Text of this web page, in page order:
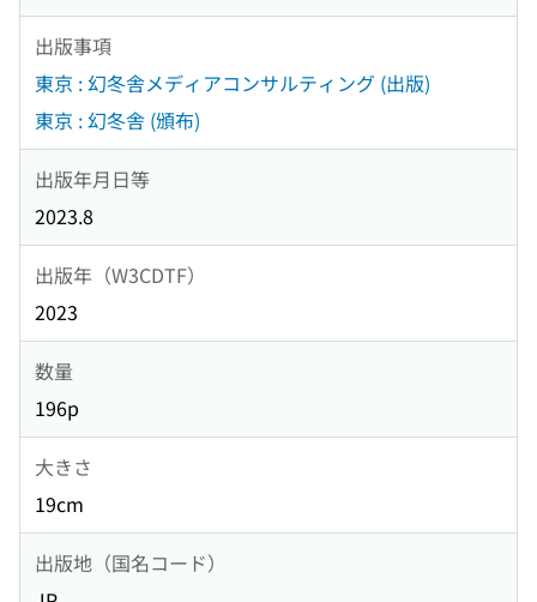
出版事項
東京 : 幻冬舎メディアコンサルティング (出版)
東京 : 幻冬舎 (頒布)
出版年月日等
2023.8
出版年（W3CDTF）
2023
数量
196p
大きさ
19cm
出版地（国名コード）